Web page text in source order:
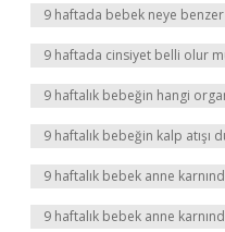
9 haftada bebek neye benzer
9 haftada cinsiyet belli olur
9 haftalık bebeğin hangi
9 haftalık bebeğin kalp atışı
9 haftalık bebek anne
9 haftalık bebek anne